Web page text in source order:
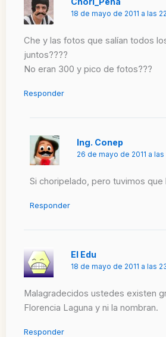
18 de mayo de 2011 a las
Che y las fotos que salían todos
juntos????
No eran 300 y pico de fotos???
Responder
Ing. Conep
26 de mayo de 2011 a las
Si choripelado, pero tuvimos que
Responder
El Edu
18 de mayo de 2011 a las
Malagradecidos ustedes existen
Florencia Laguna y ni la nombran.
Responder